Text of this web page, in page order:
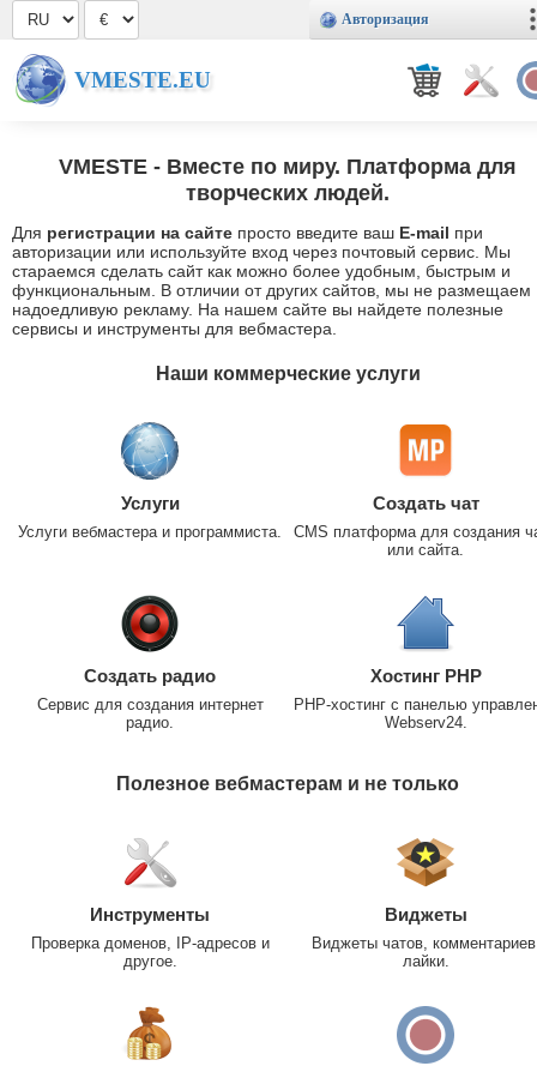
Авторизация
VMESTE.EU
VMESTE - Вместе по миру. Платформа для
творческих людей.
Для регистрации на сайте просто введите ваш E-mail при
авторизации или используйте вход через почтовый сервис. Мы
стараемся сделать сайт как можно более удобным, быстрым и
функциональным. В отличии от других сайтов, мы не размещаем
надоедливую рекламу. На нашем сайте вы найдете полезные
сервисы и инструменты для вебмастера.
Наши коммерческие услуги
Услуги
Услуги вебмастера и программиста.
Создать чат
CMS платформа для создания
или сайта.
Создать радио
Сервис для создания интернет
радио.
Хостинг PHP
PHP-хостинг с панелью
Webserv24.
Полезное вебмастерам и не только
Инструменты
Проверка доменов, IP-адресов и
другое.
Виджеты
Виджеты чатов,
лайки.